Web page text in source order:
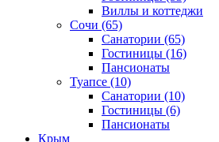
Виллы и коттеджи
Сочи (65)
Санатории (65)
Гостиницы (16)
Пансионаты
Туапсе (10)
Санатории (10)
Гостиницы (6)
Пансионаты
Крым